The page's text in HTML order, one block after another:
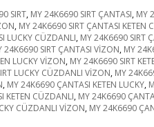
SIRT, MY 24K6690 SIRT ÇANTASI, MY
, MY 24K6690 SIRT ÇANTASI KETEN
LUCKY CÜZDANLI, MY 24K6690 SIRT
24K6690 SIRT ÇANTASI VİZON, MY
LUCKY VİZON, MY 24K6690 SIRT
LUCKY CÜZDANLI VİZON, MY
, MY 24K6690 ÇANTASI KETEN LUCKY,
KETEN CÜZDANLI, MY 24K6690
CÜZDANLI VİZON, MY 24K6690